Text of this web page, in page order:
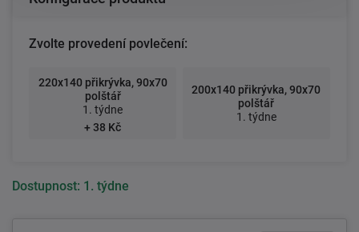
Zvolte provedení povlečení:
220x140 přikrývka, 90x70
polštář
1. týdne
+ 38 Kč
200x140 přikrývka, 90x70
polštář
1. týdne
Dostupnost: 1. týdne